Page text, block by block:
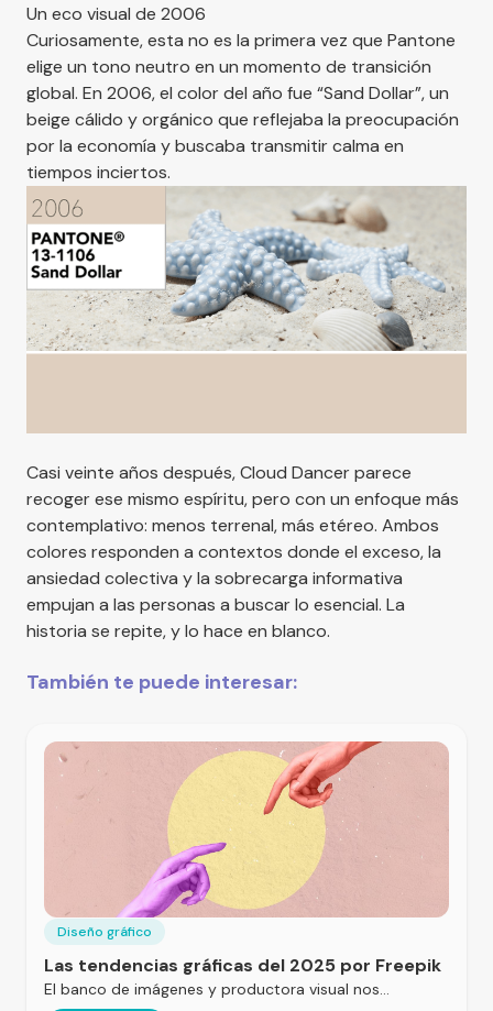
Un eco visual de 2006
Curiosamente, esta no es la primera vez que Pantone
elige un tono neutro en un momento de transición
global. En 2006, el color del año fue “Sand Dollar”, un
beige cálido y orgánico que reflejaba la preocupación
por la economía y buscaba transmitir calma en
tiempos inciertos.
Casi veinte años después, Cloud Dancer parece
recoger ese mismo espíritu, pero con un enfoque más
contemplativo: menos terrenal, más etéreo. Ambos
colores responden a contextos donde el exceso, la
ansiedad colectiva y la sobrecarga informativa
empujan a las personas a buscar lo esencial. La
historia se repite, y lo hace en blanco.
También te puede interesar:
Diseño gráfico
Las tendencias gráficas del 2025 por Freepik
El banco de imágenes y productora visual nos…